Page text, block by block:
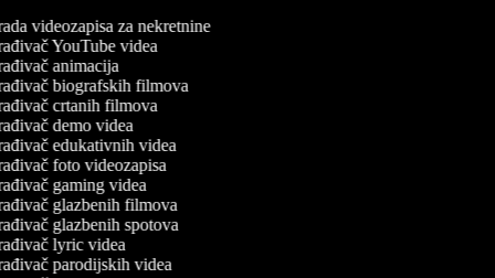
videozapisa za nekretnine
YouTube videa
animacija
biografskih filmova
crtanih filmova
demo videa
edukativnih videa
foto videozapisa
gaming videa
glazbenih filmova
glazbenih spotova
lyric videa
parodijskih videa